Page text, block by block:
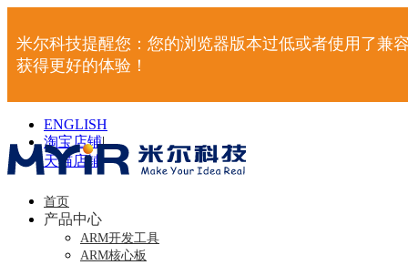
米尔科技提醒您：您的浏览器版本过低或者使用了兼
获得更好的体验！
ENGLISH
淘宝店铺|
天猫店铺 |
首页
产品中心
ARM开发工具
ARM核心板